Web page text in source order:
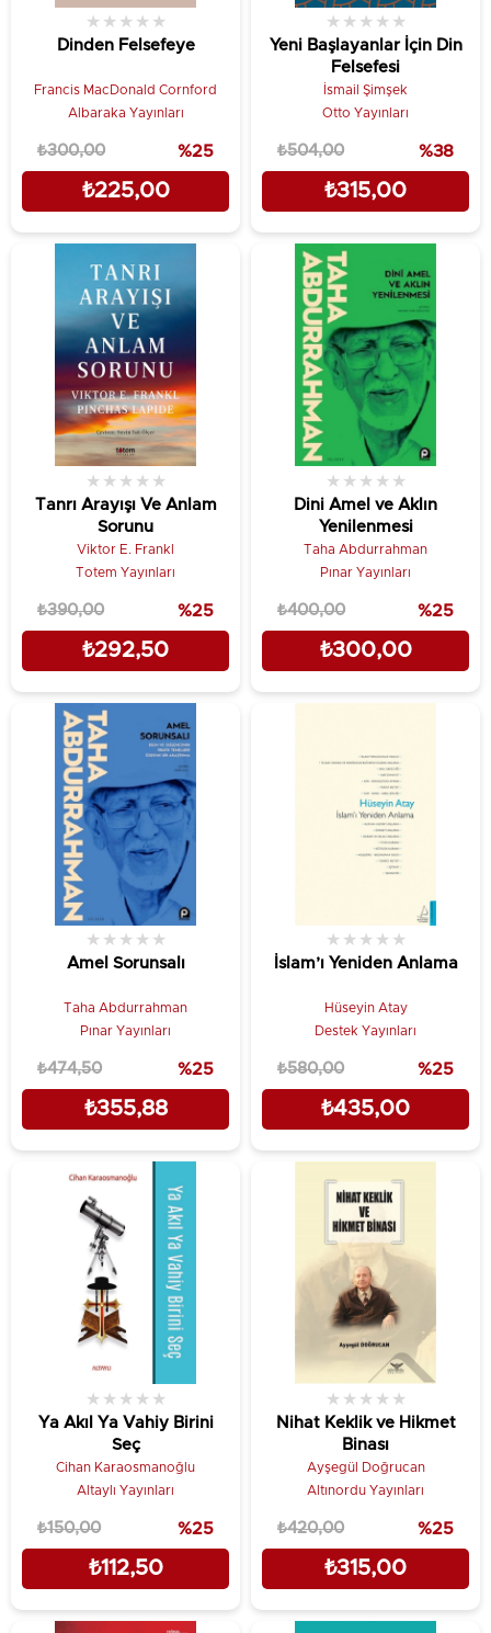
Dinden Felsefeye
★ ★ ★ ★ ★
Francis MacDonald Cornford
Albaraka Yayınları
₺225,00
₺300,00 %25
Yeni Başlayanlar İçin Din
Felsefesi
★ ★ ★ ★ ★
İsmail Şimşek
Otto Yayınları
₺315,00
₺504,00 %38
Tanrı Arayışı Ve Anlam
Sorunu
★ ★ ★ ★ ★
Viktor E. Frankl
Totem Yayınları
₺292,50
₺390,00 %25
Dini Amel ve Aklın
Yenilenmesi
★ ★ ★ ★ ★
Taha Abdurrahman
Pınar Yayınları
₺300,00
₺400,00 %25
Amel Sorunsalı
★ ★ ★ ★ ★
Taha Abdurrahman
Pınar Yayınları
₺355,88
₺474,50 %25
İslam’ı Yeniden Anlama
★ ★ ★ ★ ★
Hüseyin Atay
Destek Yayınları
₺435,00
₺580,00 %25
Ya Akıl Ya Vahiy Birini
Seç
★ ★ ★ ★ ★
Cihan Karaosmanoğlu
Altaylı Yayınları
₺112,50
₺150,00 %25
Nihat Keklik ve Hikmet
Binası
★ ★ ★ ★ ★
Ayşegül Doğrucan
Altınordu Yayınları
₺315,00
₺420,00 %25